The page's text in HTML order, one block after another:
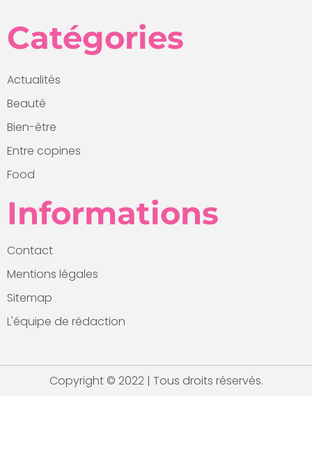
Catégories
Actualités
Beauté
Bien-être
Entre copines
Food
Informations
Contact
Mentions légales
Sitemap
L'équipe de rédaction
Copyright © 2022 | Tous droits réservés.